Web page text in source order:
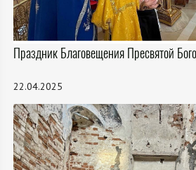
Праздник Благовещения Пресвятой
22.04.2025